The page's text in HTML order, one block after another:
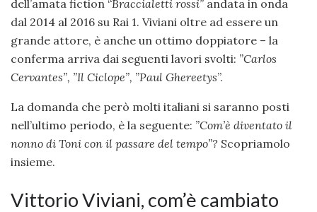
dell’amata fiction ‘‘Braccialetti rossi” andata in onda
dal 2014 al 2016 su Rai 1. Viviani oltre ad essere un
grande attore, è anche un ottimo doppiatore – la
conferma arriva dai seguenti lavori svolti: ”Carlos
Cervantes”, ”Il Ciclope”, ”Paul Ghereetys”.
La domanda che però molti italiani si saranno posti
nell’ultimo periodo, è la seguente: ”Com’è diventato il
nonno di Toni con il passare del tempo”? Scopriamolo
insieme.
Vittorio Viviani, com’è cambiato